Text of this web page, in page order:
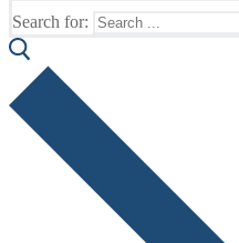
Search for: